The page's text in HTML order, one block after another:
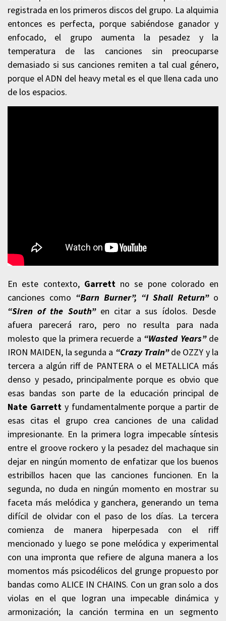
registrada en los primeros discos del grupo. La alquimia
entonces es perfecta, porque sabiéndose ganador y
enfocado, el grupo aumenta la pesadez y la
temperatura de las canciones sin preocuparse
demasiado si sus canciones remiten a tal cual género,
porque el ADN del heavy metal es el que llena cada uno
de los espacios.
En este contexto, Garrettno se pone colorado en
canciones como “Barn Burner”, “I Shall Return” o
“Siren of the South”en citar a sus ídolos. Desde
afuera parecerá raro, pero no resulta para nada
molesto que la primera recuerde a “Wasted Years”de
IRON MAIDEN, la segunda a “Crazy Train”de OZZY y la
tercera a algún riff de PANTERA o el METALLICA más
denso y pesado, principalmente porque es obvio que
esas bandas son parte de la educación principal de
Nate Garrett y fundamentalmente porque a partir de
esas citas el grupo crea canciones de una calidad
impresionante. En la primera logra impecable síntesis
entre el groove rockero y la pesadez del machaque sin
dejar en ningún momento de enfatizar que los buenos
estribillos hacen que las canciones funcionen. En la
segunda, no duda en ningún momento en mostrar su
faceta más melódica y ganchera, generando un tema
difícil de olvidar con el paso de los días. La tercera
comienza de manera hiperpesada con el riff
mencionado y luego se pone melódica y experimental
con una impronta que refiere de alguna manera a los
momentos más psicodélicos del grunge propuesto por
bandas como ALICE IN CHAINS. Con un gran solo a dos
violas en el que logran una impecable dinámica y
armonización; la canción termina en un segmento